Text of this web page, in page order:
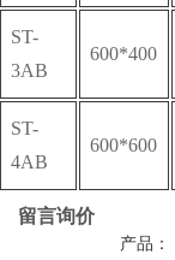
ST-
3AB
600*400
ST-
4AB
600*600
留言询价
产品：